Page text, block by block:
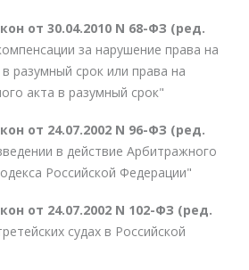
от 30.04.2010 N 68-ФЗ (ред.
за нарушение права на
разумный срок или права на
акта в разумный срок"
от 24.07.2002 N 96-ФЗ (ред.
в действие Арбитражного
Российской Федерации"
от 24.07.2002 N 102-ФЗ (ред.
судах в Российской